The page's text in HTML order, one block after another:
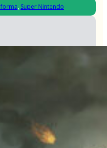
, Super Nintendo